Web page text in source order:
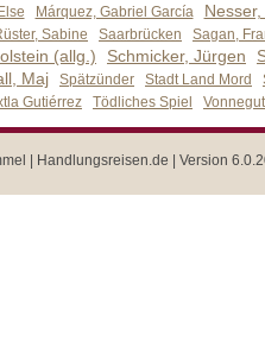
Márquez, Gabriel García
Sabine Saarbrücken
Sagan,
(allg.) Schmicker, Jürgen
Maj Spätzünder Stadt Land Mord
Gutiérrez Tödliches Spiel
| Handlungsreisen.de | Version